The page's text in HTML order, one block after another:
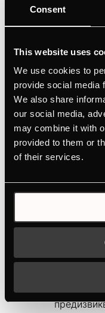
Consent
This website uses
We use cookies to
provide social media
We also share
our social media,
may combine it with
provided to them or
of their services.
абсорбация
филтри за
модели